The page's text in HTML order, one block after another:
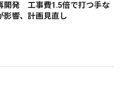
開発 工事費1.5倍で打つ手な
響、計画見直し